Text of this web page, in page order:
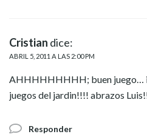
Cristian dice:
ABRIL 5, 2011 A LAS 2:00 PM
AHHHHHHHHH; buen juego…
juegos del jardin!!!! abrazos
Responder